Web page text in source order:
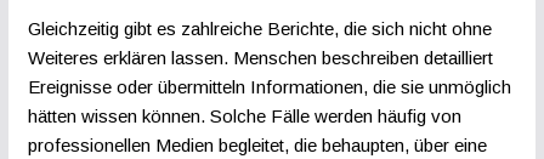
Gleichzeitig gibt es zahlreiche Berichte, die sich nicht ohne
Weiteres erklären lassen. Menschen beschreiben detailliert
Ereignisse oder übermitteln Informationen, die sie unmöglich
hätten wissen können. Solche Fälle werden häufig von
professionellen Medien begleitet, die behaupten, über eine